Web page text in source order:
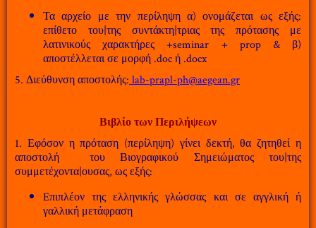
Τα αρχείο με την περίληψη α) ονομάζεται ως εξής:
επίθετο του|της συντάκτη|τριας της πρότασης με
λατινικούς χαρακτήρες +seminar + prop & β)
αποστέλλεται σε μορφή .doc ή .docx
5. Διεύθυνση αποστολής: lab-prapl-ph@aegean.gr
Βιβλίο των Περιλήψεων
1. Εφόσον η πρόταση (περίληψη) γίνει δεκτή, θα ζητηθεί η
αποστολή του Βιογραφικού Σημειώματος του|της
συμμετέχοντα|ουσας, ως εξής:
Eπιπλέον της ελληνικής γλώσσας και σε αγγλική ή
γαλλική μετάφραση